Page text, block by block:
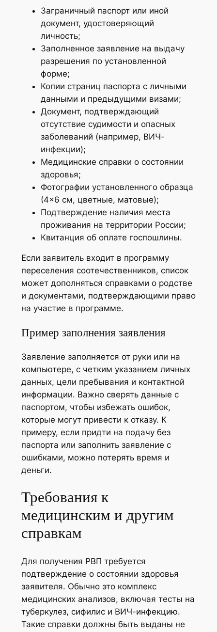
Заграничный паспорт или иной
документ, удостоверяющий
личность;
Заполненное заявление на выдачу
разрешения по установленной
форме;
Копии страниц паспорта с личными
данными и предыдущими визами;
Документ, подтверждающий
отсутствие судимости и опасных
заболеваний (например, ВИЧ-
инфекции);
Медицинские справки о состоянии
здоровья;
Фотографии установленного образца
(4×6 см, цветные, матовые);
Подтверждение наличия места
проживания на территории России;
Квитанция об оплате госпошлины.
Если заявитель входит в программу
переселения соотечественников, список
может дополняться справками о родстве
и документами, подтверждающими право
на участие в программе.
Пример заполнения заявления
Заявление заполняется от руки или на
компьютере, с четким указанием личных
данных, цели пребывания и контактной
информации. Важно сверять данные с
паспортом, чтобы избежать ошибок,
которые могут привести к отказу. К
примеру, если придти на подачу без
паспорта или заполнить заявление с
ошибками, можно потерять время и
деньги.
Требования к
медицинским и другим
справкам
Для получения РВП требуется
подтверждение о состоянии здоровья
заявителя. Обычно это комплекс
медицинских анализов, включая тесты на
туберкулез, сифилис и ВИЧ-инфекцию.
Такие справки должны быть выданы не